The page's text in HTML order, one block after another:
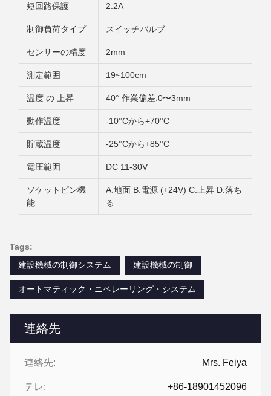
連絡先
連絡先: Mrs. Feiya
テレ: +86-18901452096
短回路保護 2.2A
制御負荷タイプ スイッチバルブ
センサーの精度 2mm
測定範囲 19~100cm
温度 の 上昇 40° 作業偏差:0〜3mm
動作温度 -10°Cから+70°C
貯蔵温度 -25°Cから+85°C
電圧範囲 DC 11-30V
ソケットピン機
能
A:地面 B:電源 (+24V) C:上昇 D:落ち
る
Tags:
建設機械の制御システム
建設機械の制御
オートマティック・ニベレーリング・システム